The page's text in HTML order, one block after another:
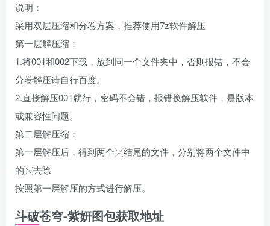
说明：
采用双层压缩和分卷方案，推荐使用7z软件解压
第一层解压缩：
1.将001和002下载，放到同一个文件夹中，否则报错，不会
分卷解压请自行百度。
2.直接解压001就行，密码不会错，报错换解压软件，是版本
或兼容性问题。
第二层解压缩：
第一层解压后，得到两个╳结尾的文件，分别将两个文件中
的╳去除
按照第一层解压的方式进行解压。
斗破苍穹-紫妍图包获取地址